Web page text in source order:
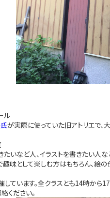
ル
が実際に使っていた旧アトリエで
など人、イラストを書きたい人
味として楽しむ方はもちろん、絵
います。全クラスとも14時から
ください。